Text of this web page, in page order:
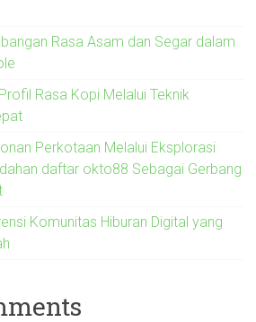
Rasa Asam dan Segar dalam
Rasa Kopi Melalui Teknik
Perkotaan Melalui Eksplorasi
daftar okto88 Sebagai Gerbang
Komunitas Hiburan Digital yang